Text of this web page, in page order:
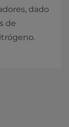
dado
de